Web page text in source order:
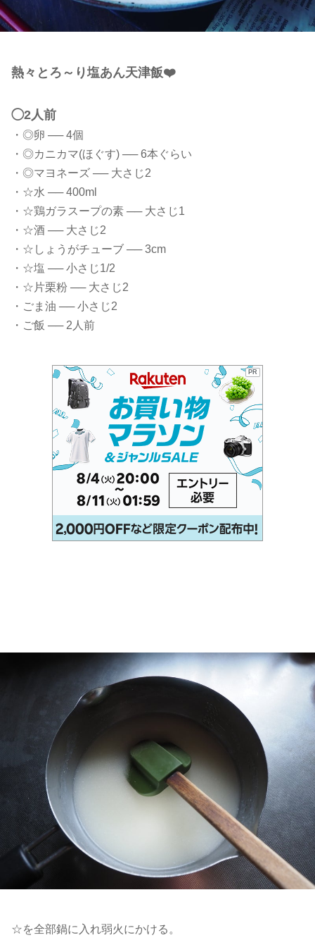
熱々とろ～り塩あん天津飯❤️
◯2人前
・◎卵 ── 4個
・◎カニカマ(ほぐす) ── 6本ぐらい
・◎マヨネーズ ── 大さじ2
・☆水 ── 400ml
・☆鶏ガラスープの素 ── 大さじ1
・☆酒 ── 大さじ2
・☆しょうがチューブ ── 3cm
・☆塩 ── 小さじ1/2
・☆片栗粉 ── 大さじ2
・ごま油 ── 小さじ2
・ご飯 ── 2人前
PR
☆を全部鍋に入れ弱火にかける。